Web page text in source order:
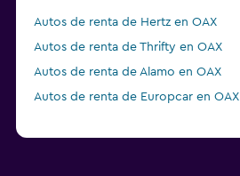
Autos de renta de Hertz en OAX
Autos de renta de Thrifty en OAX
Autos de renta de Alamo en OAX
Autos de renta de Europcar en OAX